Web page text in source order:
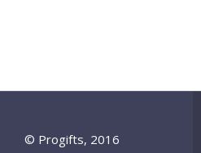
© Progifts, 2016